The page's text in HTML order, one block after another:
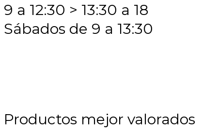
9 a 12:30 > 13:30 a 18
Sábados de 9 a 13:30
Productos mejor valorados